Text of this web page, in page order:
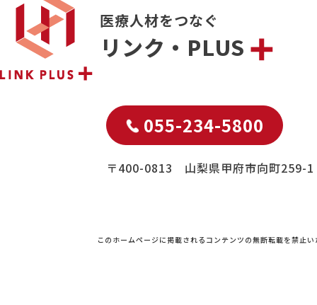
医療人材をつなぐ
リンク・PLUS
055-234-5800
〒400-0813 山梨県甲府市向町259-1
このホームページに掲載されるコンテンツの無断転載を禁止い